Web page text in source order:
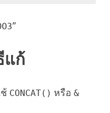
แก้
CONCAT() หรือ &